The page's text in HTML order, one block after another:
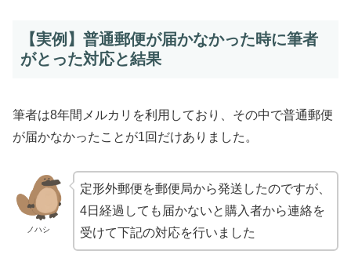
【実例】普通郵便が届かなかった時に筆者
がとった対応と結果
筆者は8年間メルカリを利用しており、その中で普通郵便
が届かなかったことが1回だけありました。
ノハシ
定形外郵便を郵便局から発送したのですが、
4日経過しても届かないと購入者から連絡を
受けて下記の対応を行いました